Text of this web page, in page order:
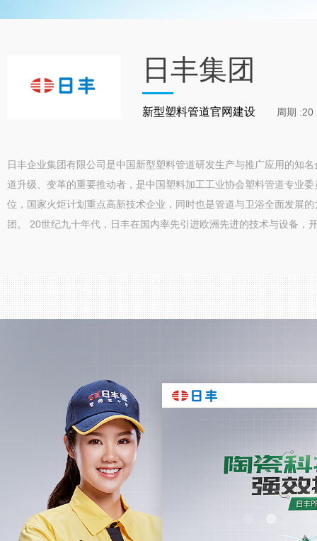
日丰集团
新型塑料管道官网建设 周期 :20
日丰企业集团有限公司是中国新型塑料管道研发生产与推广应用的知
道升级、变革的重要推动者，是中国塑料加工工业协会塑料管道专业
位，国家火炬计划重点高新技术企业，同时也是管道与卫浴全面发展
团。 20世纪九十年代，日丰在国内率先引进欧洲先进的技术与设备，